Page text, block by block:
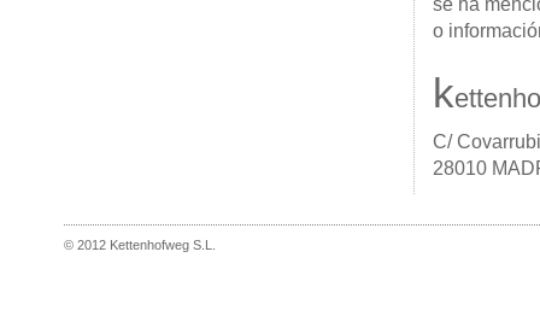
se ha
o
k
C/
28010
© 2012 Kettenhofweg S.L.